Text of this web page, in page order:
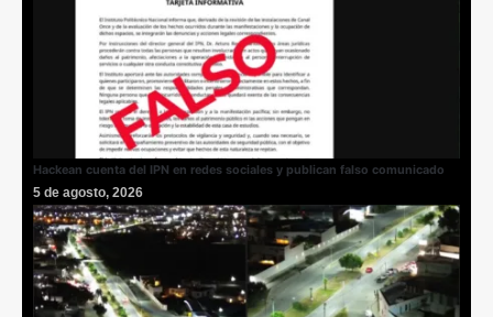
Hackean cuenta del IPN en redes sociales y publican falso comunicado
5 de agosto, 2026